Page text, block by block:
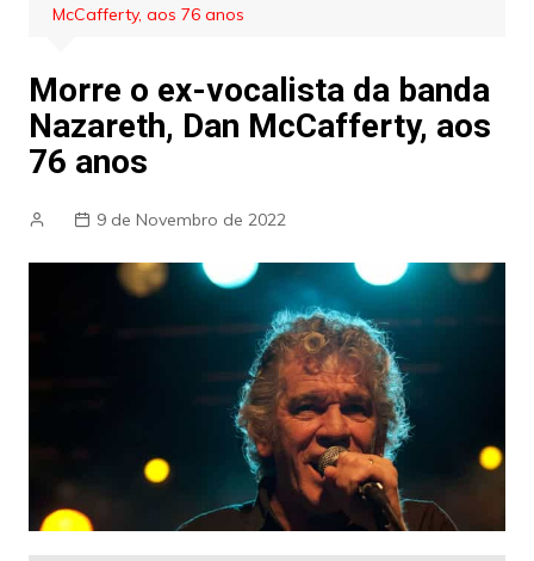
McCafferty, aos 76 anos
Morre o ex-vocalista da banda
Nazareth, Dan McCafferty, aos
76 anos
9 de Novembro de 2022